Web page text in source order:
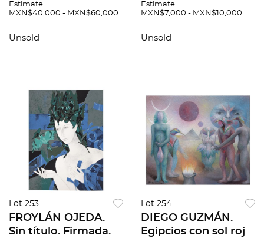
de china. 76 x 49 cm.
Estimate
MXN$40,000 - MXN$60,000
Unsold
sobre papel hecho a
cm
Estimate
MXN$7,000 - MXN$10,000
Unsold
Lot 253
FROYLÁN OJEDA.
Sin título. Firmada.
Lot 254
DIEGO GUZMÁN.
Egipcios con sol rojo